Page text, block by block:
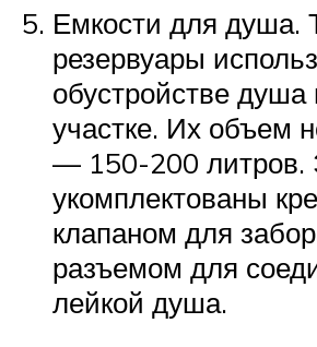
Емкости для душа.
резервуары
обустройстве душа
участке. Их объем
— 150-200 литров.
укомплектованы
клапаном для
разъемом для
лейкой душа.